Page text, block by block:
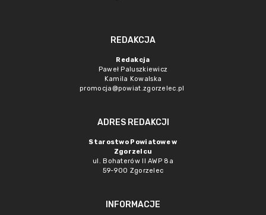
REDAKCJA
Redakcja
Paweł Paluszkiewicz
Kamila Kowalska
promocja@powiat.zgorzelec.pl
ADRES REDAKCJI
Starostwo Powiatowe w
Zgorzelcu
ul. Bohaterów II AWP 8a
59-900 Zgorzelec
INFORMACJE